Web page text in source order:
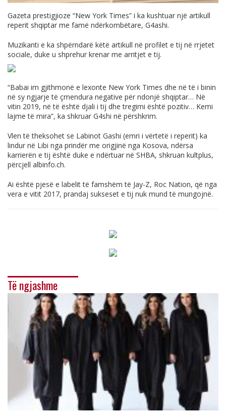
Gazeta prestigjioze “New York Times” i ka kushtuar një artikull
reperit shqiptar me famë ndërkombëtare, G4ashi.
Muzikanti e ka shpërndarë këtë artikull në profilet e tij në rrjetet
sociale, duke u shprehur krenar me arritjet e tij.
“Babai im gjithmonë e lexonte New York Times dhe në të i binin
në sy ngjarje të çmendura negative për ndonjë shqiptar… Në
vitin 2019, në të është djali i tij dhe tregimi është pozitiv… Kemi
lajme të mira”, ka shkruar G4shi në përshkrim.
Vlen të theksohet se Labinot Gashi (emri i vërtetë i reperit) ka
lindur në Libi nga prindër me origjinë nga Kosova, ndërsa
karrierën e tij është duke e ndërtuar në SHBA, shkruan kultplus,
përcjell albinfo.ch.
Ai është pjesë e labelit të famshëm të Jay-Z, Roc Nation, që nga
vera e vitit 2017, prandaj sukseset e tij nuk mund të mungojnë.
Të ngjashme